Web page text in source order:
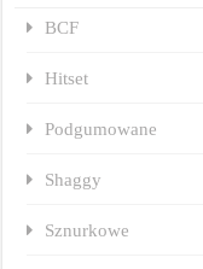
BCF
Hitset
Podgumowane
Shaggy
Sznurkowe